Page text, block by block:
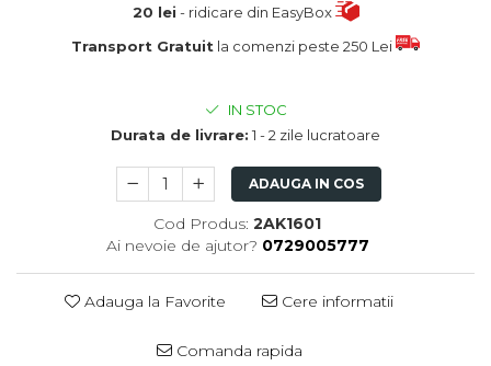
20 lei - ridicare din EasyBox
Transport Gratuit la comenzi peste 250 Lei
IN STOC
Durata de livrare: 1 - 2 zile lucratoare
ADAUGA IN COS
Cod Produs: 2AK1601
Ai nevoie de ajutor? 0729005777
Adauga la Favorite Cere informatii
Comanda rapida